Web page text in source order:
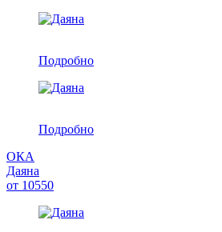
Подробно
Подробно
ОКА
Даяна
от 10550